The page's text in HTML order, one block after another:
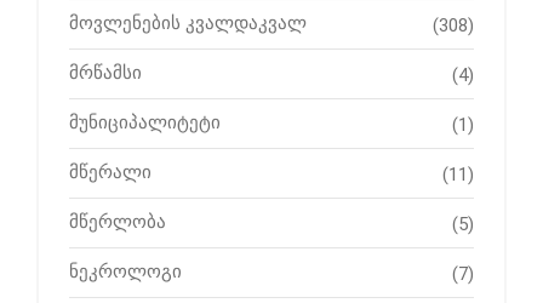
მოვლენების კვალდაკვალ (308)
მრწამსი (4)
მუნიციპალიტეტი (1)
მწერალი (11)
მწერლობა (5)
ნეკროლოგი (7)